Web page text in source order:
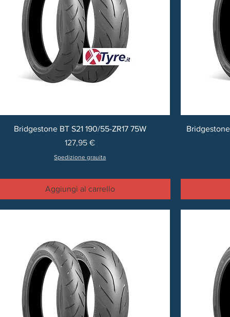
Bridgestone BT S21 190/55-ZR17 75W
Prezzo
127,95 €
Spedizione grauita
Aggiungi al carrello
Bridgestone